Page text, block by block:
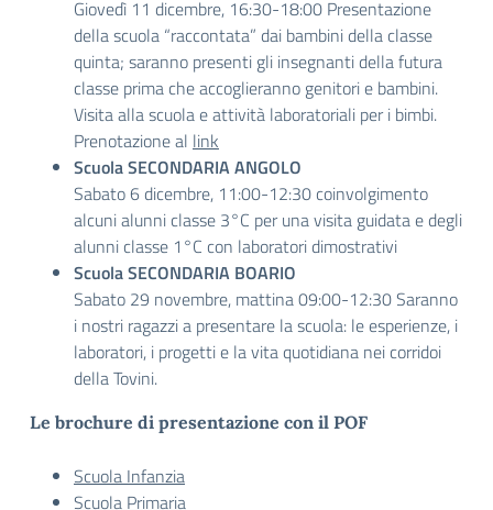
Giovedì 11 dicembre, 16:30-18:00 Presentazione
della scuola “raccontata” dai bambini della classe
quinta; saranno presenti gli insegnanti della futura
classe prima che accoglieranno genitori e bambini.
Visita alla scuola e attività laboratoriali per i bimbi.
Prenotazione al link
Scuola SECONDARIA ANGOLO
Sabato 6 dicembre, 11:00-12:30 coinvolgimento
alcuni alunni classe 3°C per una visita guidata e degli
alunni classe 1°C con laboratori dimostrativi
Scuola SECONDARIA BOARIO
Sabato 29 novembre, mattina 09:00-12:30 Saranno
i nostri ragazzi a presentare la scuola: le esperienze, i
laboratori, i progetti e la vita quotidiana nei corridoi
della Tovini.
Le brochure di presentazione con il POF
Scuola Infanzia
Scuola Primaria